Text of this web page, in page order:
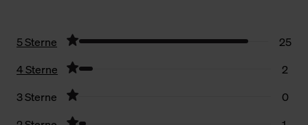
5 Sterne
25
4 Sterne
2
3 Sterne
0